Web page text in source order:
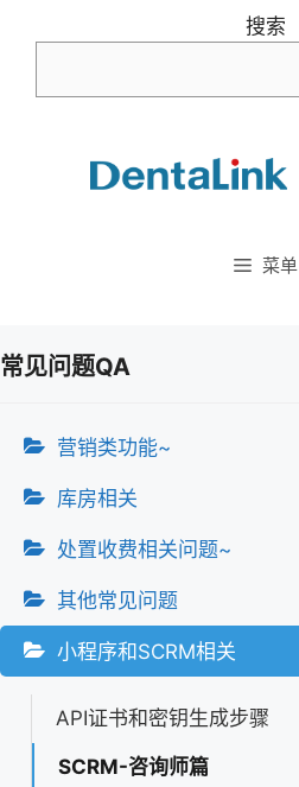
搜索
菜单
常见问题QA
营销类功能~
库房相关
处置收费相关问题~
其他常见问题
小程序和SCRM相关
API证书和密钥生成步骤
SCRM-咨询师篇